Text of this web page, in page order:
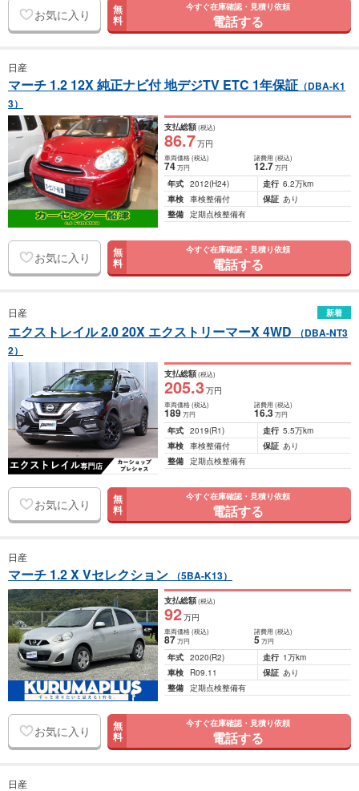
お気に入り 無
料
今すぐ在庫確認・見積り依頼
電話する
日産
マーチ 1.2 12X 純正ナビ付 地デジTV ETC 1年保証 （DBA-K1
3）
支払総額(税込)
86.7万円
車両価格(税込)
74万円
諸費用 (税込)
12.7 万円
年式 2012(H24) 走行 6.2万km
車検 車検整備付 保証 あり
整備 定期点検整備有
お気に入り 無
料
今すぐ在庫確認・見積り依頼
電話する
日産 新着
エクストレイル 2.0 20X エクストリーマーX 4WD
（DBA-NT3
2）
支払総額(税込)
205.3万円
車両価格(税込)
189万円
諸費用 (税込)
16.3 万円
年式 2019(R1) 走行 5.5万km
車検 車検整備付 保証 あり
整備 定期点検整備有
お気に入り 無
料
今すぐ在庫確認・見積り依頼
電話する
日産
マーチ 1.2 X Vセレクション （5BA-K13）
支払総額(税込)
92万円
車両価格(税込)
87万円
諸費用 (税込)
5 万円
年式 2020(R2) 走行 1万km
車検
R09.11 保証 あり
整備 定期点検整備有
お気に入り 無
料
今すぐ在庫確認・見積り依頼
電話する
日産